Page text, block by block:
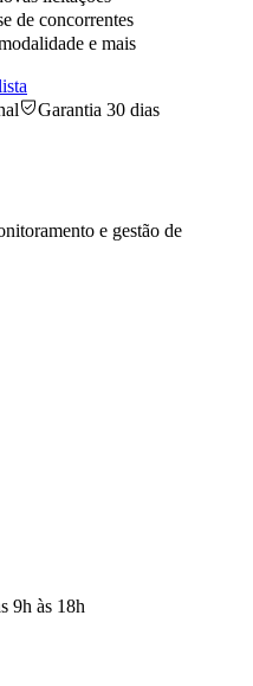
de concorrentes
e mais
Garantia 30 dias
e gestão de
9h às 18h